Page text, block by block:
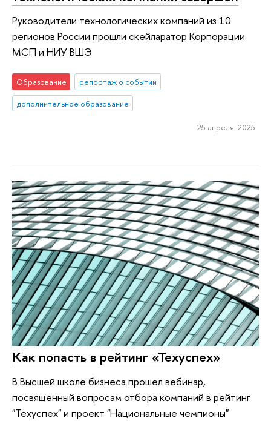
Руководители технологических компаний из 10
регионов России прошли скейларатор Корпорации
МСП и НИУ ВШЭ
Образование
репортаж о событии
дополнительное образование
25 апреля 2025
Как попасть в рейтинг «Техуспех»
В Высшей школе бизнеса прошел вебинар,
посвященный вопросам отбора компаний в рейтинг
"Техуспех" и проект "Национальные чемпионы"